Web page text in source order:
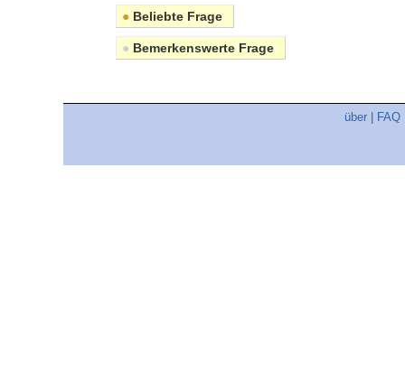
● Beliebte Frage
● Bemerkenswerte Frage
über FAQ